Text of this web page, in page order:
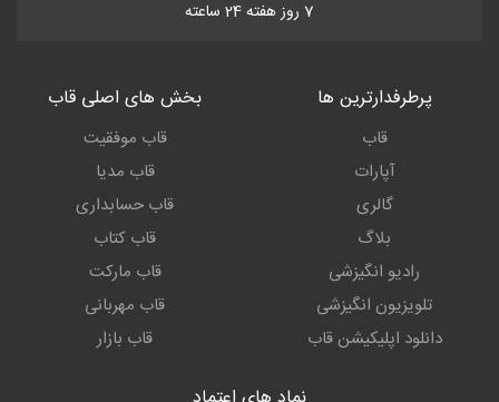
7 روز هفته 24 ساعته
پرطرفدارترین ها
قاب
آپارات
گالری
بلاگ
رادیو انگیزشی
تلویزیون انگیزشی
دانلود اپلیکیشن قاب
بخش های اصلی قاب
قاب موفقیت
قاب مدیا
قاب حسابداری
قاب کتاب
قاب مارکت
قاب مهربانی
قاب بازار